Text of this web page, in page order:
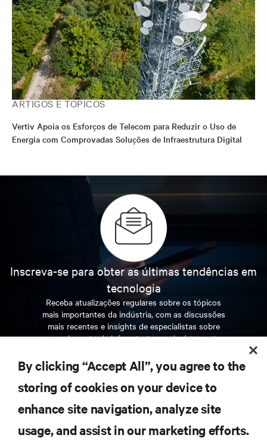
ARTIGOS E TÓPICOS
Vertiv Apoia os Esforços de Telecom para Reduzir o Uso de
Energia com Comprovadas Soluções de Infraestrutura Digital
Inscreva-se para obter as últimas tendências em
tecnologia
Receba atualizações regulares sobre os tópicos
mais importantes da indústria, com as discussões
mais recentes e insights de especialistas sobre
gerenciamento de infraestrutura e de data center.
INSCREVA-SE AGORA
RECURSOS
By clicking “Accept All”, you agree to the
storing of cookies on your device to
enhance site navigation, analyze site
usage, and assist in our marketing efforts.